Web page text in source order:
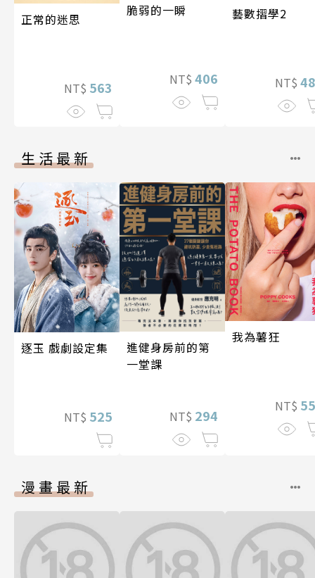
正常的迷思
NT$ 563
脆弱的一瞬
NT$ 406
藝數摺學2
NT$
生活最新
逐玉 戲劇設定集
NT$ 525
進健身房前的第
一堂課
NT$ 294
我為薯狂
NT$
漫畫最新